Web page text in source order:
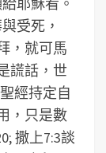
受死，
，就可馬
謊話，世
經持定自
，只是數
撒上7:3談